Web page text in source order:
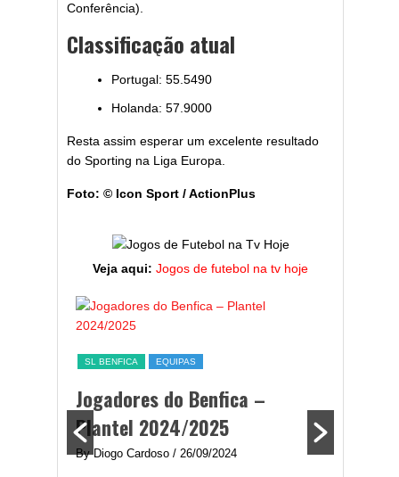
Conferência).
Classificação atual
Portugal: 55.5490
Holanda: 57.9000
Resta assim esperar um excelente resultado
do Sporting na Liga Europa.
Foto: © Icon Sport / ActionPlus
Veja aqui: Jogos de futebol na tv hoje
SL BENFICA EQUIPAS
Jogadores do Benfica –
Plantel 2024/2025
By Diogo Cardoso / 26/09/2024